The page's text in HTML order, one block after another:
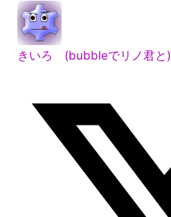
きいろ (bubbleでリノ君と)